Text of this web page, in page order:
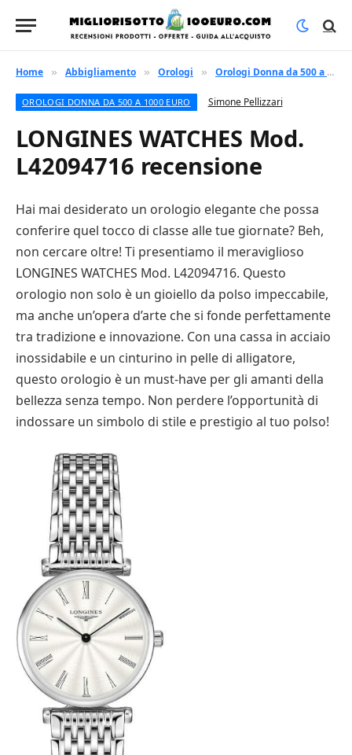
Home » Abbigliamento » Orologi » Orologi Donna da 500 a 1000 euro
OROLOGI DONNA DA 500 A 1000 EURO Simone Pellizzari
LONGINES WATCHES Mod.
L42094716 recensione
Hai mai desiderato un orologio elegante che possa
conferire quel tocco di classe alle tue giornate? Beh,
non cercare oltre! Ti presentiamo il meraviglioso
LONGINES WATCHES Mod. L42094716. Questo
orologio non solo è un gioiello da polso impeccabile,
ma anche un’opera d’arte che si fonde perfettamente
tra tradizione e innovazione. Con una cassa in acciaio
inossidabile e un cinturino in pelle di alligatore,
questo orologio è un must-have per gli amanti della
bellezza senza tempo. Non perdere l’opportunità di
indossare un simbolo di stile e prestigio al tuo polso!